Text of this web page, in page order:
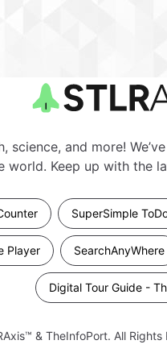
science, and more!
Keep up with the
SuperSimple
Player SearchAnyWhere
Digital Tour Guide -
& TheInfoPort. All Rights